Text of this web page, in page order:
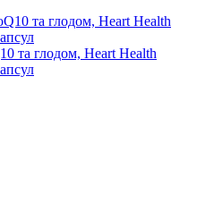
та глодом, Heart Health